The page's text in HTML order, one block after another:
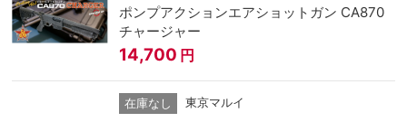
ポンプアクションエアショットガン CA870
チャージャー
14,700 円
在庫なし 東京マルイ